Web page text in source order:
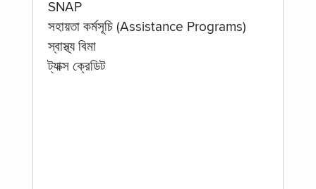
SNAP
সহায়তা কর্মসূচি (Assistance Programs)
স্বাস্থ্য বিমা
ট্যাক্স ক্রেডিট